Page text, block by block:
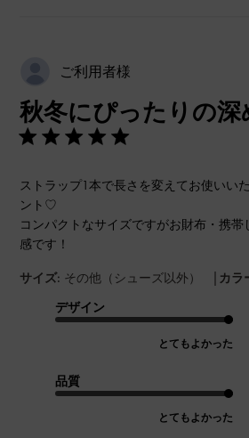
ご利用者様
秋冬にぴったりの
ストラップ1本で長さを変えてお使いい
ント♡
コンパクトなサイズですがお財布・携
感です！
サイズ: その他（シューズ以外） | カラ
デザイン
とてもよかった
品質
とてもよかった